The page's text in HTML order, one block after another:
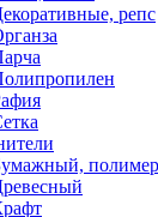
репс